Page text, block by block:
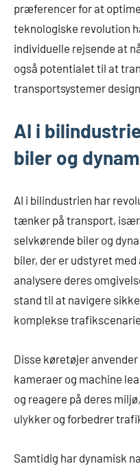
præferencer for at
teknologiske revolution
individuelle rejsende at
også potentialet til at
transportsystemer
AI i
biler og
AI i bilindustrien har
tænker på transport,
selvkørende biler og
biler, der er udstyret
analysere deres
stand til at navigere
komplekse
Disse køretøjer
kameraer og machine
og reagere på deres
ulykker og forbedrer
Samtidig har dynamisk